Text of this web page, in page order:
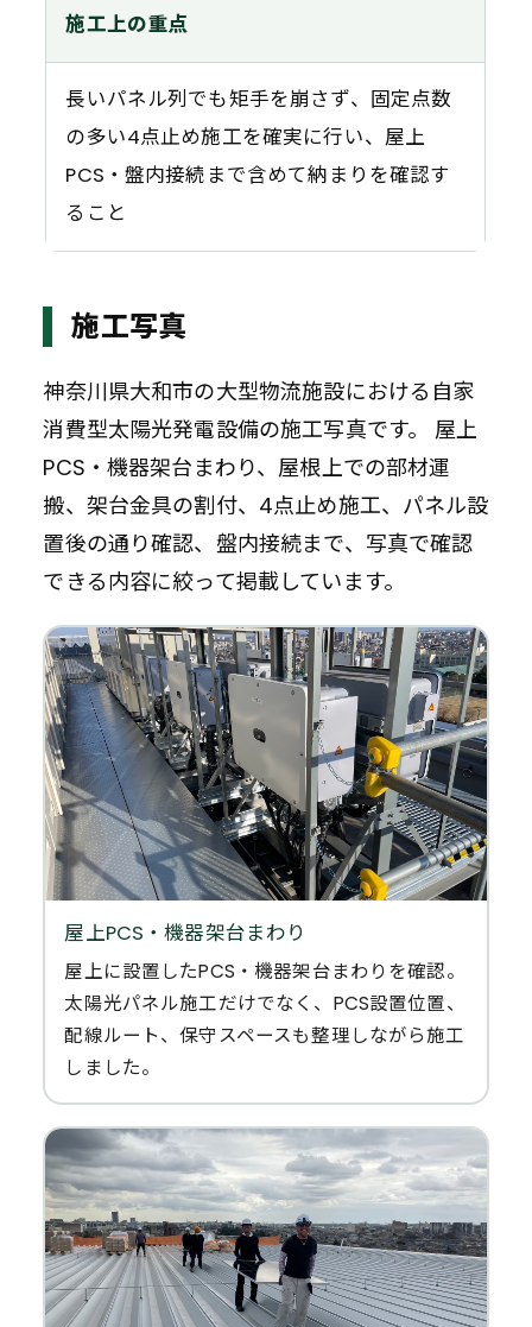
施工上の重点
長いパネル列でも矩手を崩さず、固定点数
の多い4点止め施工を確実に行い、屋上
PCS・盤内接続まで含めて納まりを確認す
ること
施工写真
神奈川県大和市の大型物流施設における自家
消費型太陽光発電設備の施工写真です。 屋上
PCS・機器架台まわり、屋根上での部材運
搬、架台金具の割付、4点止め施工、パネル設
置後の通り確認、盤内接続まで、写真で確認
できる内容に絞って掲載しています。
屋上PCS・機器架台まわり
屋上に設置したPCS・機器架台まわりを確認。
太陽光パネル施工だけでなく、PCS設置位置、
配線ルート、保守スペースも整理しながら施工
しました。